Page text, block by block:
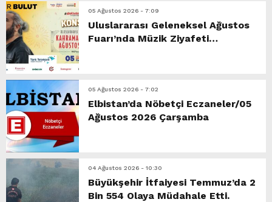
05 Ağustos 2026 - 7:09
Uluslararası Geleneksel Ağustos
Fuarı’nda Müzik Ziyafeti
05 Ağustos 2026 - 7:02
Elbistan’da Nöbetçi Eczaneler/05
Ağustos 2026 Çarşamba
04 Ağustos 2026 - 10:30
Büyükşehir İtfaiyesi Temmuz’da 2
Bin 554 Olaya Müdahale Etti.